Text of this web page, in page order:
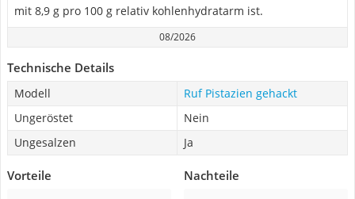
mit 8,9 g pro 100 g relativ kohlenhydratarm ist.
08/2026
Technische Details
Modell
Ruf Pistazien gehackt
Ungeröstet
Nein
Ungesalzen
Ja
Vorteile Nachteile